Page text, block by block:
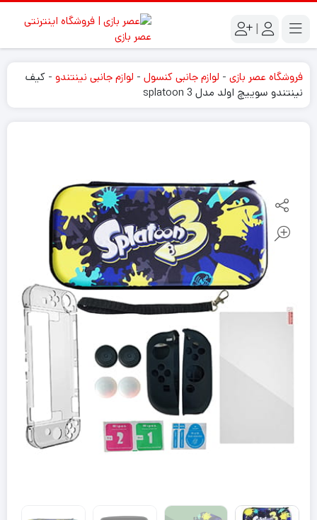
|
فروشگاه عصر بازی - لوازم جانبی کنسول - لوازم جانبی نینتندو - کیف
نینتندو سوییچ اولد مدل splatoon 3